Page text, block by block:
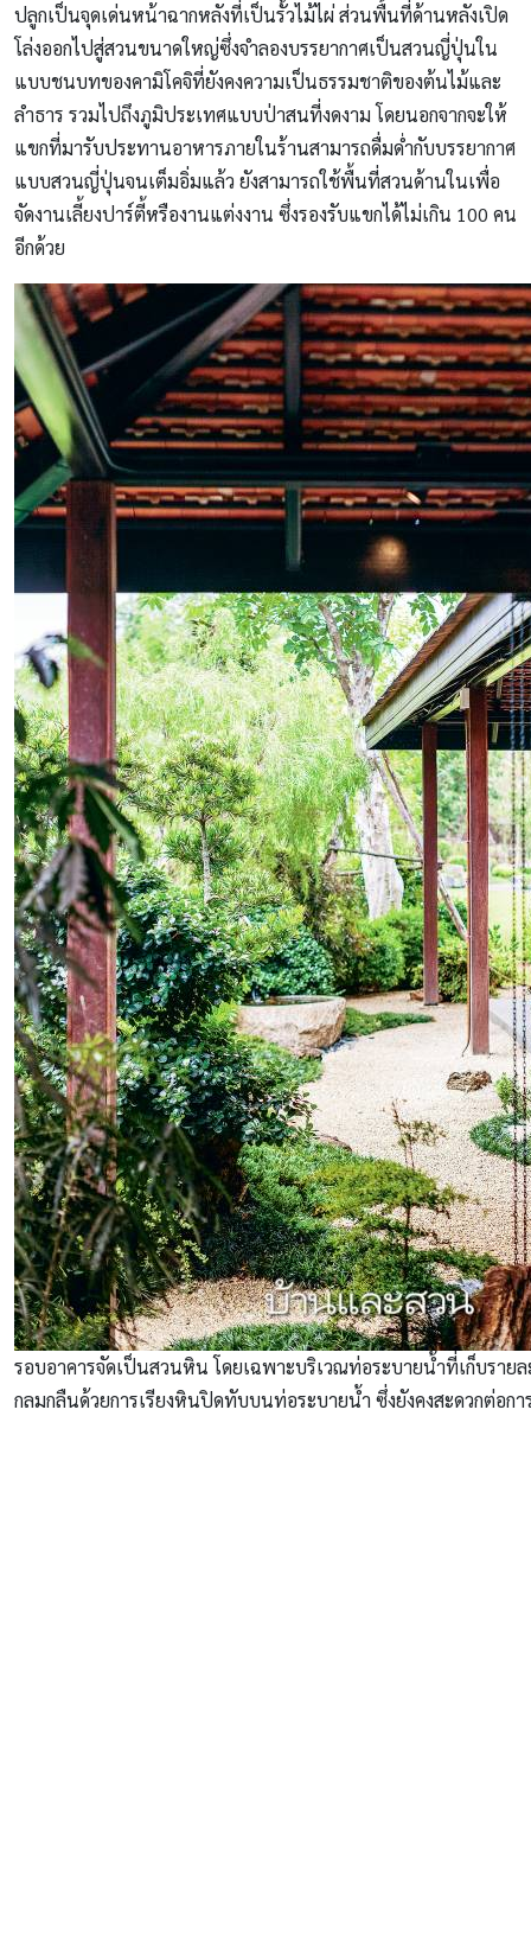
ปลูกเป็นจุดเด่นหน้าฉากหลังที่เป็นรั้วไม้ไผ่ ส่วนพื้นที่ด้านหลังเปิด
โล่งออกไปสู่สวนขนาดใหญ่ซึ่งจำลองบรรยากาศเป็นสวนญี่ปุ่นใน
แบบชนบทของคามิโคจิที่ยังคงความเป็นธรรมชาติของต้นไม้และ
ลำธาร รวมไปถึงภูมิประเทศแบบป่าสนที่งดงาม โดยนอกจากจะให้
แขกที่มารับประทานอาหารภายในร้านสามารถดื่มด่ำกับบรรยากาศ
แบบสวนญี่ปุ่นจนเต็มอิ่มแล้ว ยังสามารถใช้พื้นที่สวนด้านในเพื่อ
จัดงานเลี้ยงปาร์ตี้หรืองานแต่งงาน ซึ่งรองรับแขกได้ไม่เกิน 100 คน
อีกด้วย
รอบอาคารจัดเป็นสวนหิน โดยเฉพาะบริเวณท่อระบายน้ำที่เก็บราย
กลมกลืนด้วยการเรียงหินปิดทับบนท่อระบายน้ำ ซึ่งยังคงสะดวกต่อก